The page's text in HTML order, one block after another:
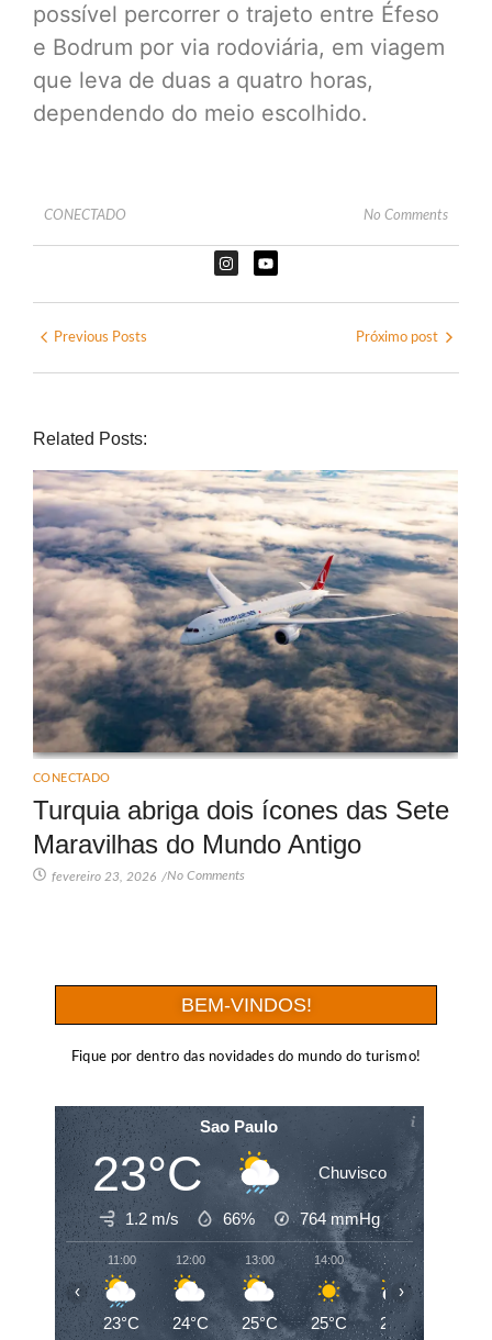
possível percorrer o trajeto entre Éfeso
e Bodrum por via rodoviária, em viagem
que leva de duas a quatro horas,
dependendo do meio escolhido.
CONECTADO No Comments
Previous Posts Próximo post
Related Posts:
CONECTADO
Turquia abriga dois ícones das Sete
Maravilhas do Mundo Antigo
fevereiro 23, 2026 /No Comments
BEM-VINDOS!
Fique por dentro das novidades do mundo do turismo!
Sao Paulo
23°C Chuvisco
1.2 m/s 66% 764mmHg
11:00
23°C
12:00
24°C
13:00
25°C
14:00
25°C
15:00
23°C
‹ ›